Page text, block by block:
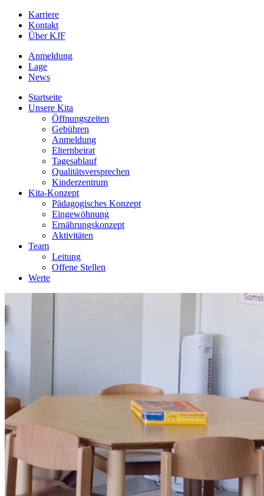
Karriere
Kontakt
Über KJF
Anmeldung
Lage
News
Startseite
Unsere Kita
Öffnungszeiten
Gebühren
Anmeldung
Elternbeirat
Tagesablauf
Qualitätsversprechen
Kinderzentrum
Kita-Konzept
Pädagogisches Konzept
Eingewöhnung
Ernährungskonzept
Aktivitäten
Team
Leitung
Offene Stellen
Werte